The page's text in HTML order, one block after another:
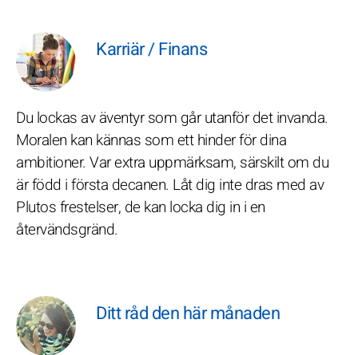
Karriär / Finans
Du lockas av äventyr som går utanför det invanda.
Moralen kan kännas som ett hinder för dina
ambitioner. Var extra uppmärksam, särskilt om du
är född i första decanen. Låt dig inte dras med av
Plutos frestelser, de kan locka dig in i en
återvändsgränd.
Ditt råd den här månaden